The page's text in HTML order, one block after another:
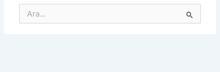
for: